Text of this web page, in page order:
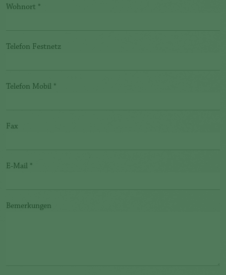
Wohnort *
Telefon Festnetz
Telefon Mobil *
Fax
E-Mail *
Bemerkungen